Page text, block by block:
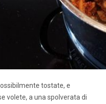
tostate, e
volete, a una spolverata di